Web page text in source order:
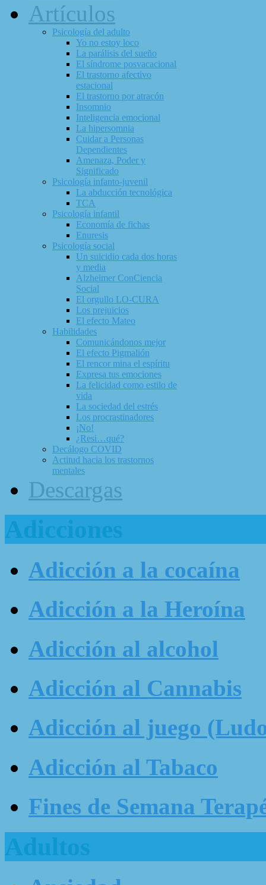
Artículos
Psicología del adulto
Yo no estoy loco
La parálisis del sueño
El síndrome posvacacional
El trastorno afectivo
estacional
El trastorno por atracón
Insomnio
Inteligencia emocional
La hipersomnia
Cuidar a Personas
Dependientes
Amenaza, Poder y
Significado
Psicología infanto-juvenil
La abducción tecnológica
TCA
Psicología infantil
Economía de fichas
Enuresis
Psicología social
Un suicidio cada dos horas
y media
Alzheimer ConCiencia
Social
El orgullo LO-CURA
Los prejuicios
El efecto Mateo
Habilidades
Comunicándonos mejor
El efecto Pigmalión
El rencor mina el espíritu
Expresa tus emociones
La felicidad como estilo de
vida
La sociedad del estrés
Los procrastinadores
¡No!
¿Resi…qué?
Decálogo COVID
Actitud hacia los trastornos
mentales
Descargas
Adicciones
Adicción a la cocaína
Adicción a la Heroína
Adicción al alcohol
Adicción al Cannabis
Adicción al juego
Adicción al Tabaco
Fines de Semana
Adultos